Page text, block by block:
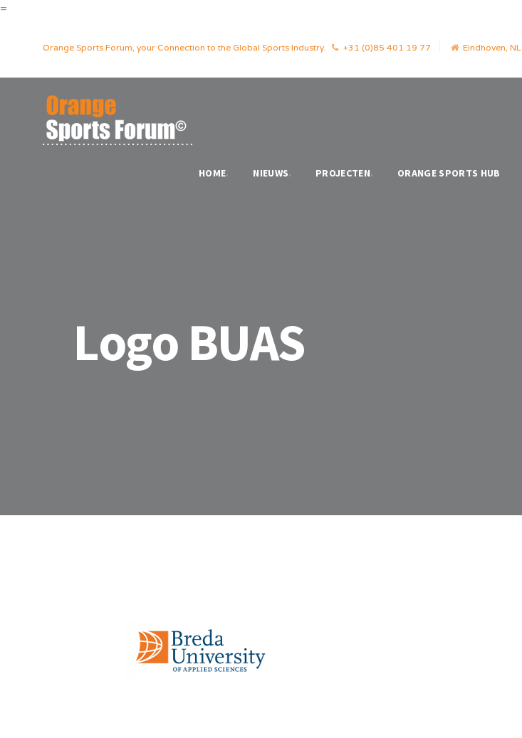
=
Orange Sports Forum, your Connection to the Global Sports Industry. +31 (0)85 401 19 77 Eindhoven, NL
HOME. NIEUWS. PROJECTEN. ORANGE SPORTS HUB
Logo BUAS